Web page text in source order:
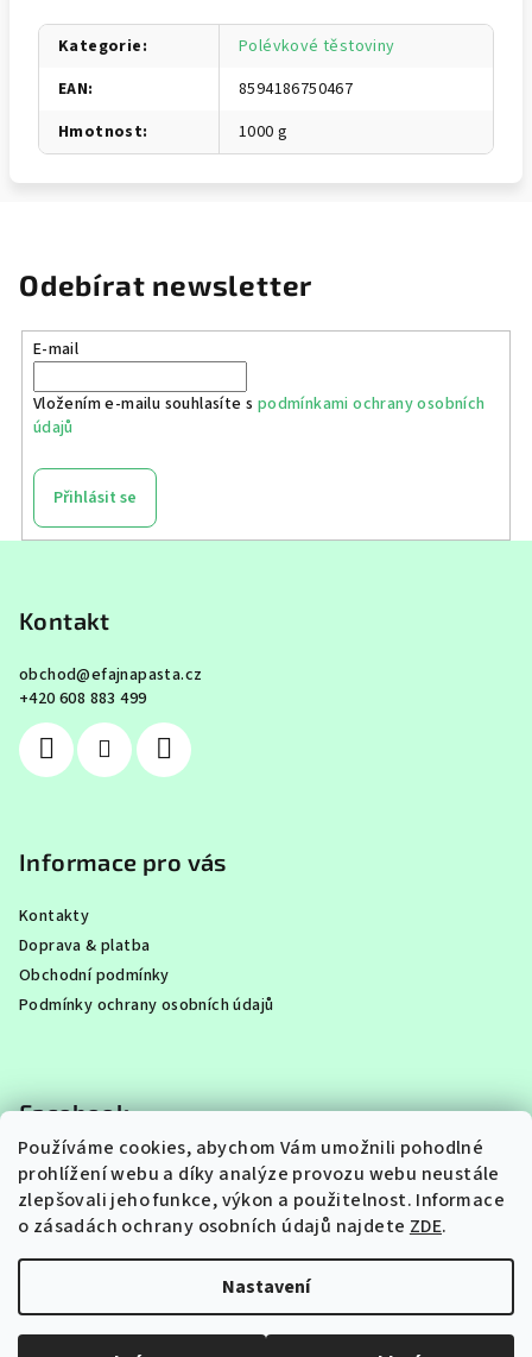
Používáme cookies, abychom Vám umožnili pohodlné
prohlížení webu a díky analýze provozu webu neustále
zlepšovali jeho funkce, výkon a použitelnost. Informace
o zásadách ochrany osobních údajů najdete ZDE.
Nastavení
Kategorie:
Polévkové těstoviny
EAN:
8594186750467
Hmotnost: 1000 g
Odebírat newsletter
E-mail
Vložením e-mailu souhlasíte s podmínkami ochrany osobních
údajů
Přihlásit se
Kontakt
obchod@efajnapasta.cz
+420 608 883 499
Informace pro vás
Kontakty
Doprava & platba
Obchodní podmínky
Podmínky ochrany osobních údajů
Facebook
Instagram
Upravit nastavení cookies